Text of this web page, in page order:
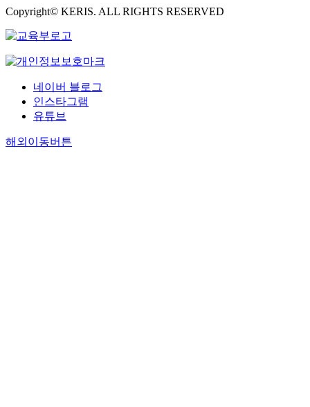
Copyright© KERIS. ALL RIGHTS RESERVED
네이버 블로그
인스타그램
유튜브
해외이동버튼